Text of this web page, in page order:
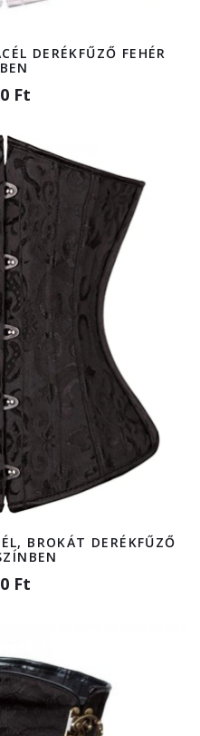
DERÉKFŰZŐ FEHÉR
Ft
BROKÁT DERÉKFŰZŐ
Ft